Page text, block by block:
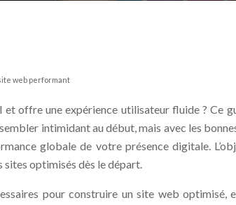
web performant
offre une expérience utilisateur fluide ?
intimidant au début, mais avec les
globale de votre présence digitale.
optimisés dès le départ.
pour construire un site web